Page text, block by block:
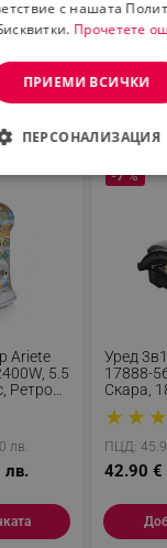
27.99
Ariete
5.5
Ретро
Бял/
лв.
Уред
17888-
Скара,
До 180
Инокс
★ ★ ★
-7 %
ПЦД:
42.90 €
с нашата
Прочетете
ПРИЕМИ ВСИЧКИ
ПЕРСОНАЛИЗАЦИЯ
НЕОБХОДИМО
необходимо
Некласифицирани